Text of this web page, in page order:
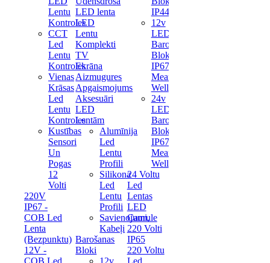
Lentu
Kontroles
CCT
Led
Lentu
Kontroles
Vienas
Krāsas
Led
Lentu
Kontroles
Kustības
Sensori
Un
Pogas
12
Volti
220V
IP67 -
COB Led
Lenta
(Bezpunktu)
12V -
COB Led
LED lenta
LED
Lentu
Komplekti
TV
Ekrāna
Aizmugures
Apgaismojums
Aksesuāri
LED
Lentām
Alumīnija
Led
Lentu
Profili
Silikona
Led
Lentu
Profili
Savienojumi,
Kabeļi
Barošanas
Bloki
12v
IP44
12v
LED
Barošanas
Bloks
IP67
Mean
Well
24v
LED
Barošanas
Bloks
IP67
Mean
Well
24 Voltu
Led
Lentas
LED
Caurule
220 Volti
IP65
220 Voltu
Led